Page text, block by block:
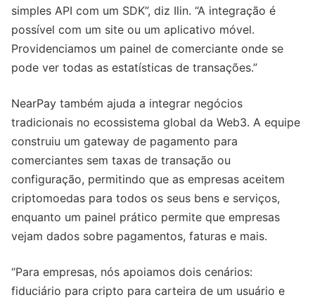
simples API com um SDK”, diz Ilin. “A integração é
possível com um site ou um aplicativo móvel.
Providenciamos um painel de comerciante onde se
pode ver todas as estatísticas de transações.”
NearPay também ajuda a integrar negócios
tradicionais no ecossistema global da Web3. A equipe
construiu um gateway de pagamento para
comerciantes sem taxas de transação ou
configuração, permitindo que as empresas aceitem
criptomoedas para todos os seus bens e serviços,
enquanto um painel prático permite que empresas
vejam dados sobre pagamentos, faturas e mais.
“Para empresas, nós apoiamos dois cenários:
fiduciário para cripto para carteira de um usuário e